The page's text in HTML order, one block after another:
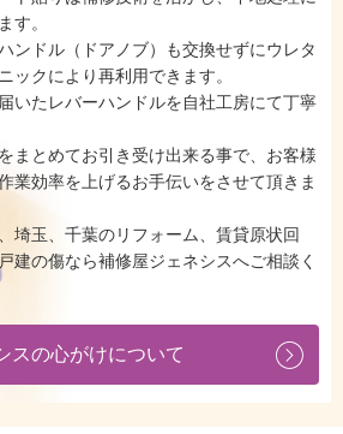
す。
ンドル（ドアノブ）も交換せずにウレタ
ックにより再利用できます。
いたレバーハンドルを自社工房にて丁寧
まとめてお引き受け出来る事で、お客様
業効率を上げるお手伝いをさせて頂きま
埼玉、千葉のリフォーム、賃貸原状回
建の傷なら補修屋ジェネシスへご相談く
スの心がけについて